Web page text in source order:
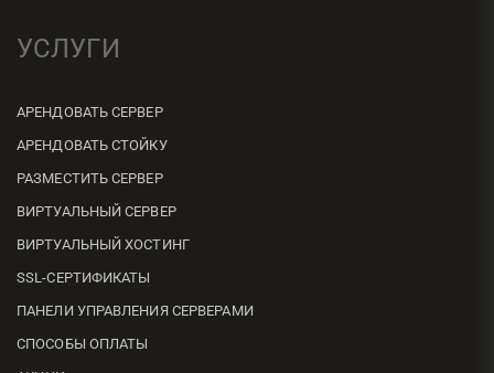
УСЛУГИ
АРЕНДОВАТЬ СЕРВЕР
АРЕНДОВАТЬ СТОЙКУ
РАЗМЕСТИТЬ СЕРВЕР
ВИРТУАЛЬНЫЙ СЕРВЕР
ВИРТУАЛЬНЫЙ ХОСТИНГ
SSL-СЕРТИФИКАТЫ
ПАНЕЛИ УПРАВЛЕНИЯ СЕРВЕРАМИ
СПОСОБЫ ОПЛАТЫ